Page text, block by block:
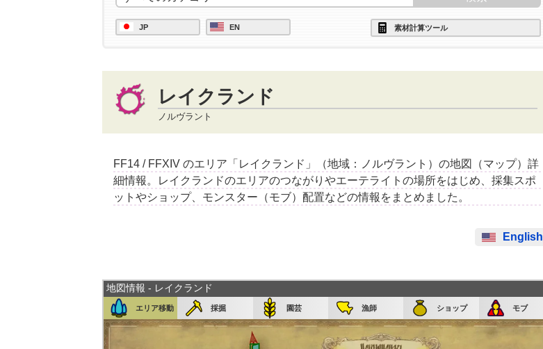
JP EN 素材計算ツール
レイクランド
ノルヴラント
FF14 / FFXIV のエリア「レイクランド」（地域：ノルヴラント）の地図（マップ）詳
細情報。レイクランドのエリアのつながりやエーテライトの場所をはじめ、採集スポ
ットやショップ、モンスター（モブ）配置などの情報をまとめました。
English
地図情報 - レイクランド
エリア移動 採掘 園芸 漁師 ショップ モブ